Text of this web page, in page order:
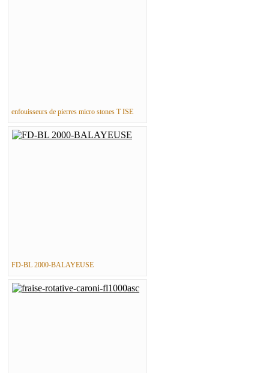
enfouisseurs de pierres micro stones T ISE
FD-BL 2000-BALAYEUSE